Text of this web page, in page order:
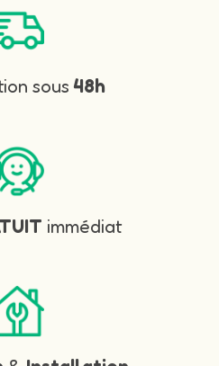
sous 48h
immédiat